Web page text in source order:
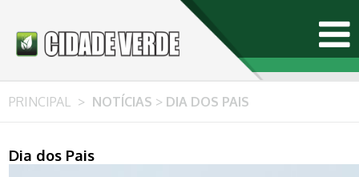
PRINCIPAL > NOTÍCIAS > DIA DOS PAIS
Dia dos Pais